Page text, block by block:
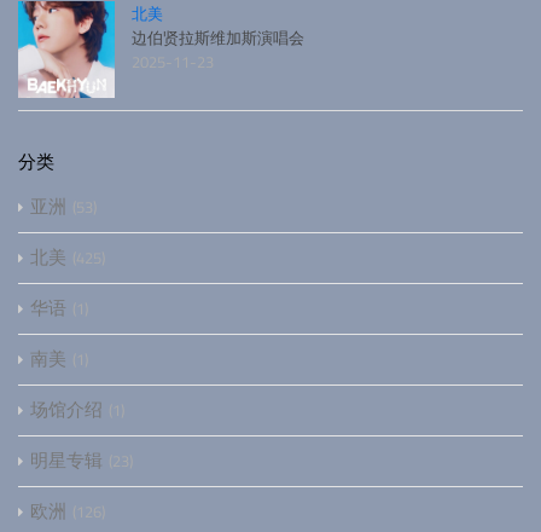
北美
边伯贤拉斯维加斯演唱会
2025-11-23
分类
亚洲 53
北美 425
华语 1
南美 1
场馆介绍 1
明星专辑 23
欧洲 126